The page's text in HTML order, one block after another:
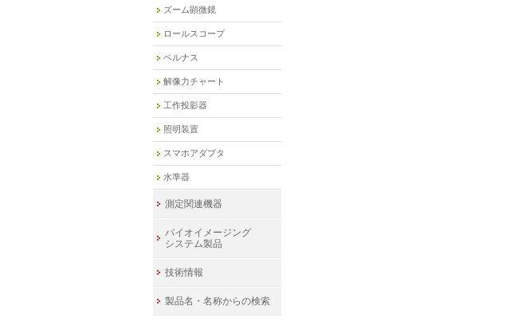
ズーム顕微鏡
ロールスコープ
ベルナス
解像力チャート
工作投影器
照明装置
スマホアダプタ
水準器
測定関連機器
バイオイメージング
システム製品
技術情報
製品名・名称からの検索